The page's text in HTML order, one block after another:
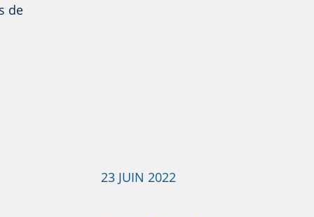
de
23 JUIN 2022